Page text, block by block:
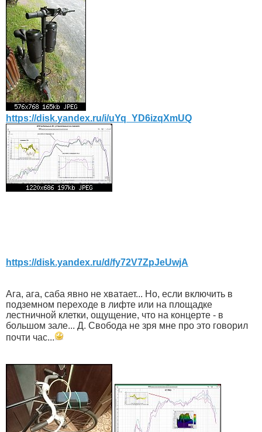
https://disk.yandex.ru/i/uYq_YD6izqXmUQ
https://disk.yandex.ru/d/fy72V7ZpJeUwjA
Ага, ага, саба явно не хватает... Но, если включить в
подземном переходе в лифте или на площадке
лестничной клетки, ощущение, что на концерте - в
большом зале... Д. Свобода не зря мне про это говорил
почти час...